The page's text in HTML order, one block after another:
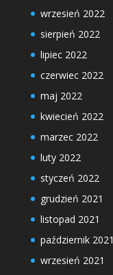
wrzesień 2022
sierpień 2022
lipiec 2022
czerwiec 2022
maj 2022
kwiecień 2022
marzec 2022
luty 2022
styczeń 2022
grudzień 2021
listopad 2021
październik 2021
wrzesień 2021